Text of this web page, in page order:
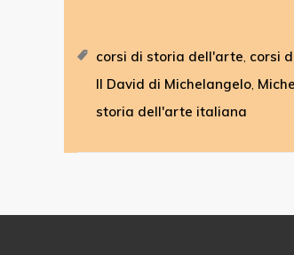
corsi di storia dell'arte, corsi
Il David di Michelangelo,
storia dell'arte italiana